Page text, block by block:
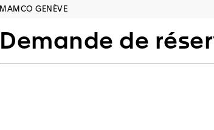
MAMCO GENÈVE
Demande de